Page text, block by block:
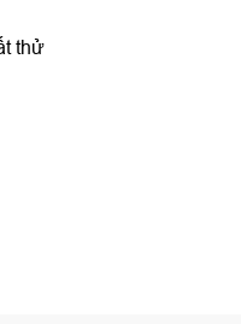
thử